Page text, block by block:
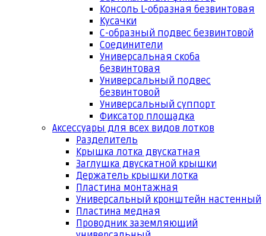
Консоль L-образная безвинтовая
Кусачки
С-образный подвес безвинтовой
Соединители
Универсальная скоба
безвинтовая
Универсальный подвес
безвинтовой
Универсальный суппорт
Фиксатор площадка
Аксессуары для всех видов лотков
Разделитель
Крышка лотка двускатная
Заглушка двускатной крышки
Держатель крышки лотка
Пластина монтажная
Универсальный кронштейн настенный
Пластина медная
Проводник заземляющий